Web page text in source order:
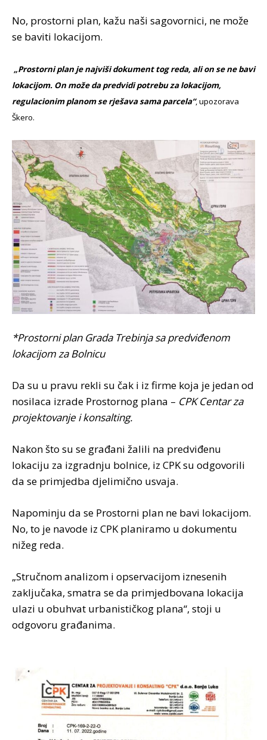
No, prostorni plan, kažu naši sagovornici, ne može
se baviti lokacijom.
„Prostorni plan je najviši dokument tog reda, ali on se ne bavi
lokacijom. On može da predvidi potrebu za lokacijom,
regulacionim planom se rješava sama parcela“, upozorava
Škero.
*Prostorni plan Grada Trebinja sa predviđenom
lokacijom za Bolnicu
Da su u pravu rekli su čak i iz firme koja je jedan od
nosilaca izrade Prostornog plana – CPK Centar za
projektovanje i konsalting.
Nakon što su se građani žalili na predviđenu
lokaciju za izgradnju bolnice, iz CPK su odgovorili
da se primjedba djelimično usvaja.
Napominju da se Prostorni plan ne bavi lokacijom.
No, to je navode iz CPK planiramo u dokumentu
nižeg reda.
„Stručnom analizom i opservacijom iznesenih
zaključaka, smatra se da primjedbovana lokacija
ulazi u obuhvat urbanističkog plana“, stoji u
odgovoru građanima.